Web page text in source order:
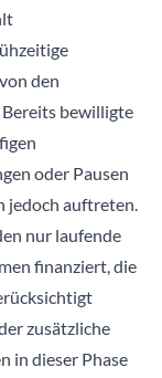
den
bewilligte
oder Pausen
jedoch auftreten.
nur laufende
finanziert, die
zusätzliche
in dieser Phase